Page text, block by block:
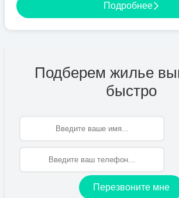
Подробнее
Подберем жилье
быстро
Перезвоните мне